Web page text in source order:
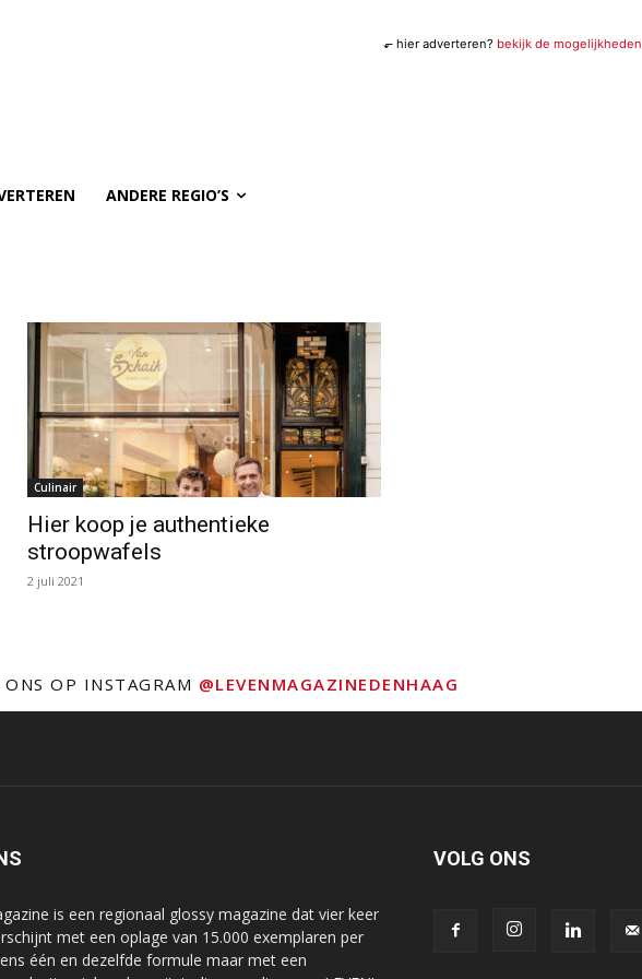
⬐ hier adverteren? bekijk de mogelijkheden
ANDERE REGIO’S
Culinair
Hier koop je authentieke
stroopwafels
2 juli 2021
ONS OP INSTAGRAM @LEVENMAGAZINEDENHAAG
is een regionaal glossy magazine dat vier keer
met een oplage van 15.000 exemplaren per
één en dezelfde formule maar met een
VOLG ONS